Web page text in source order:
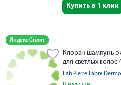
Купить в 1 клик
Яндекс Сплит
Клоран шампунь
для светлых волос
Lab.Pierre Fabre